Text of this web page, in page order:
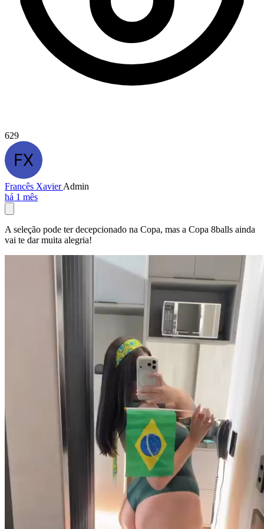
629
Francês XavierAdmin
há 1 mês
A seleção pode ter decepcionado na Copa, mas a Copa 8balls ainda
vai te dar muita alegria!